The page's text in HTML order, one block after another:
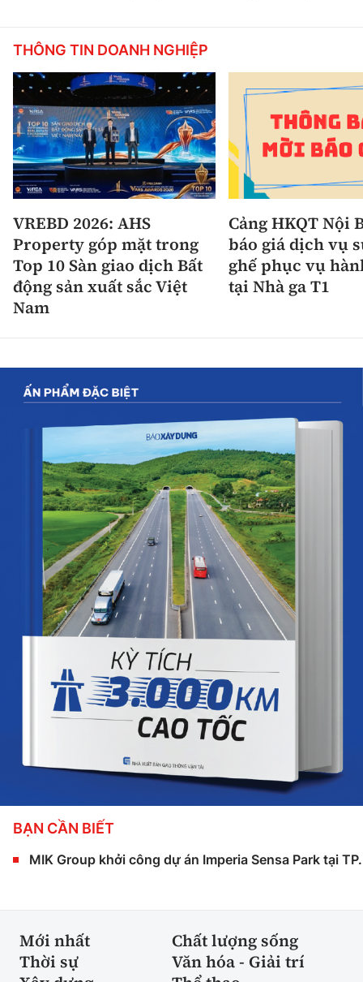
THÔNG TIN DOANH NGHIỆP
VREBD 2026: AHS
Property góp mặt trong
Top 10 Sàn giao dịch Bất
động sản xuất sắc Việt
Nam
Cảng HKQT Nội
báo giá dịch vụ
ghế phục vụ
tại Nhà ga T1
BẠN CẦN BIẾT
MIK Group khởi công dự án Imperia Sensa Park tại
Mới nhất
Chất lượng sống
Thời sự
Văn hóa - Giải trí